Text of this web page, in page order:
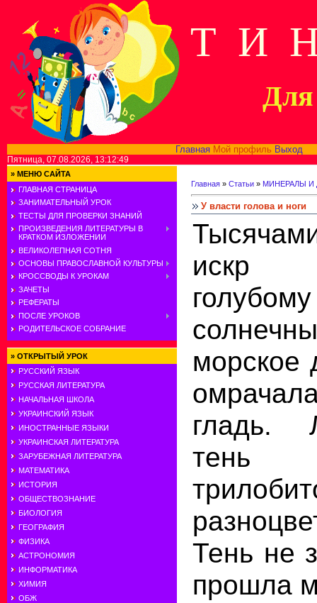
Т И
Для
Главная Мой профиль Выход
Пятница, 07.08.2026, 13:12:49
» МЕНЮ САЙТА
ГЛАВНАЯ СТРАНИЦА
ЗАНИМАТЕЛЬНЫЙ УРОК
ТЕСТЫ ДЛЯ ПРОВЕРКИ ЗНАНИЙ
ПРОИЗВЕДЕНИЯ ЛИТЕРАТУРЫ В
КРАТКОМ ИЗЛОЖЕНИИ
ВЕЛИКОЛЕПНАЯ СОТНЯ
ОСНОВЫ ПРАВОСЛАВНОЙ КУЛЬТУРЫ
КРОССВОДЫ К УРОКАМ
ЗАЧЕТЫ
РЕФЕРАТЫ
ПОСЛЕ УРОКОВ
РОДИТЕЛЬСКОЕ СОБРАНИЕ
» ОТКРЫТЫЙ УРОК
РУССКИЙ ЯЗЫК
РУССКАЯ ЛИТЕРАТУРА
НАЧАЛЬНАЯ ШКОЛА
УКРАИНСКИЙ ЯЗЫК
ИНОСТРАННЫЕ ЯЗЫКИ
УКРАИНСКАЯ ЛИТЕРАТУРА
ЗАРУБЕЖНАЯ ЛИТЕРАТУРА
МАТЕМАТИКА
ИСТОРИЯ
ОБЩЕСТВОЗНАНИЕ
БИОЛОГИЯ
ГЕОГРАФИЯ
ФИЗИКА
АСТРОНОМИЯ
ИНФОРМАТИКА
ХИМИЯ
ОБЖ
Главная » Статьи » МИНЕРАЛЫ И
У власти голова и ноги
искр
морское
гладь.
тень
Тень не
прошла